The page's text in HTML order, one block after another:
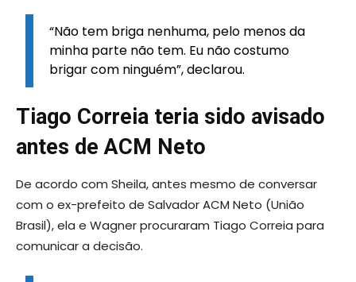
“Não tem briga nenhuma, pelo menos da
minha parte não tem. Eu não costumo
brigar com ninguém”, declarou.
Tiago Correia teria sido avisado
antes de ACM Neto
De acordo com Sheila, antes mesmo de conversar
com o ex-prefeito de Salvador ACM Neto (União
Brasil), ela e Wagner procuraram Tiago Correia para
comunicar a decisão.